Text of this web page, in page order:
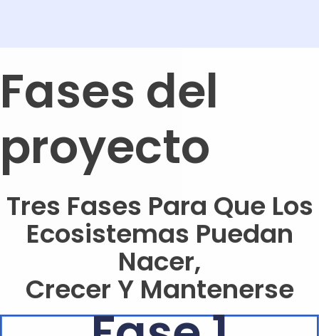
proyecto
Tres Fases Para Que Los
Ecosistemas Puedan
Nacer,
Crecer Y Mantenerse
Fase 1
Crear condiciones para el ecosistema